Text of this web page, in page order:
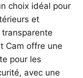
choix idéal pour
et
Cam offre une
pour les
avec une